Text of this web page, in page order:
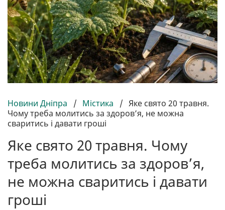
Новини Дніпра / Містика / Яке свято 20 травня.
Чому треба молитись за здоров’я, не можна
сваритись і давати гроші
Яке свято 20 травня. Чому
треба молитись за здоров’я,
не можна сваритись і давати
гроші